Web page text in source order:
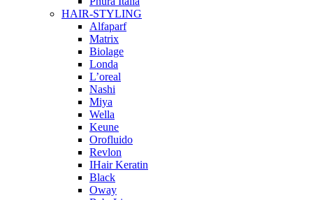
HAIR-STYLING
Alfaparf
Matrix
Biolage
Londa
L’oreal
Nashi
Miya
Wella
Keune
Orofluido
Revlon
IHair Keratin
Black
Oway